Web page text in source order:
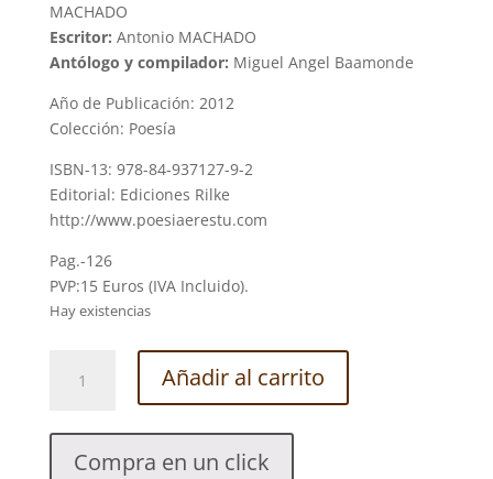
MACHADO
Escritor: Antonio MACHADO
Antólogo y compilador: Miguel Angel Baamonde
Año de Publicación: 2012
Colección: Poesía
ISBN-13: 978-84-937127-9-2
Editorial: Ediciones Rilke
http://www.poesiaerestu.com
Pag.-126
PVP:15 Euros (IVA Incluido).
Hay existencias
POESÍA
ENAMORADA
DE
ANTONIO
Añadir al carrito
Compra en un click